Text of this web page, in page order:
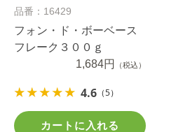
品番：16429
フォン・ド・ボーベース
フレーク３００ｇ
1,684円
（税込）
4.6 （5）
カートに入れる